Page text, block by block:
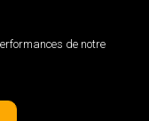
www.isiware.fr
de notre